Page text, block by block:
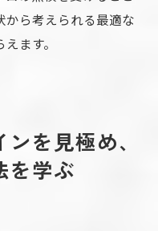
から考えられる最適な
ます。
を見極め、
を学ぶ